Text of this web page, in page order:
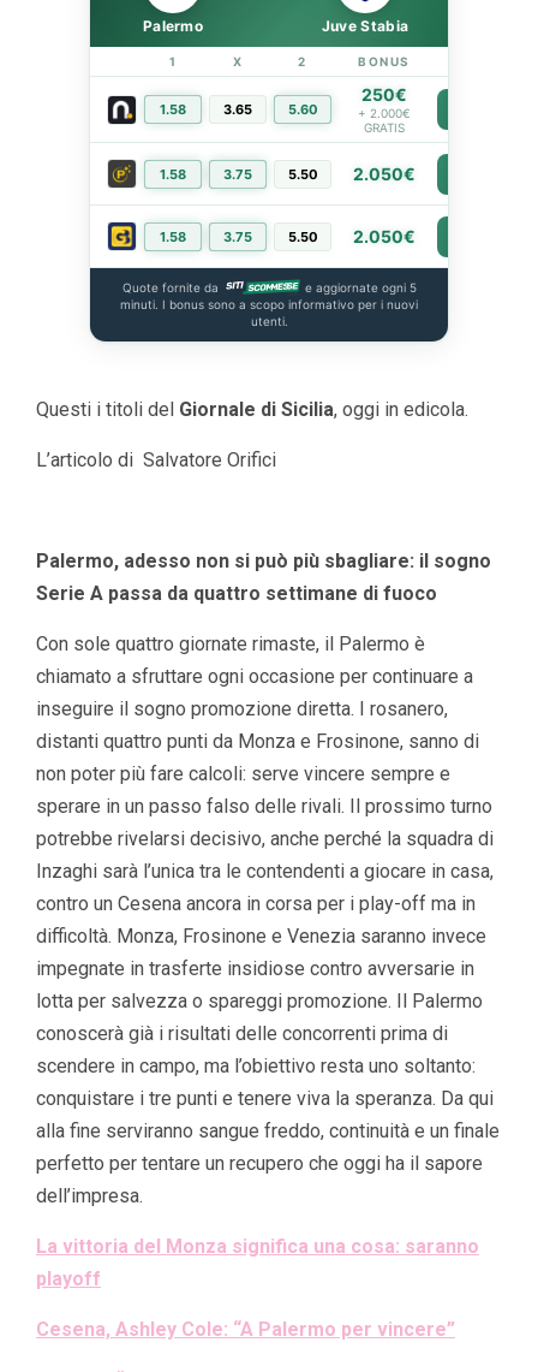
Palermo Juve Stabia
1 X 2 BONUS
1.58 3.65 5.60
250€
+ 2.000€
GRATIS
1.58 3.75 5.50 2.050€
1.58 3.75 5.50 2.050€
Quote fornite da
e aggiornate ogni 5
minuti. I bonus sono a scopo informativo per i nuovi
utenti.
Questi i titoli del Giornale di Sicilia, oggi in edicola.
L’articolo di Salvatore Orifici
Palermo, adesso non si può più sbagliare: il sogno
Serie A passa da quattro settimane di fuoco
Con sole quattro giornate rimaste, il Palermo è
chiamato a sfruttare ogni occasione per continuare a
inseguire il sogno promozione diretta. I rosanero,
distanti quattro punti da Monza e Frosinone, sanno di
non poter più fare calcoli: serve vincere sempre e
sperare in un passo falso delle rivali. Il prossimo turno
potrebbe rivelarsi decisivo, anche perché la squadra di
Inzaghi sarà l’unica tra le contendenti a giocare in casa,
contro un Cesena ancora in corsa per i play-off ma in
difficoltà. Monza, Frosinone e Venezia saranno invece
impegnate in trasferte insidiose contro avversarie in
lotta per salvezza o spareggi promozione. Il Palermo
conoscerà già i risultati delle concorrenti prima di
scendere in campo, ma l’obiettivo resta uno soltanto:
conquistare i tre punti e tenere viva la speranza. Da qui
alla fine serviranno sangue freddo, continuità e un finale
perfetto per tentare un recupero che oggi ha il sapore
dell’impresa.
La vittoria del Monza significa una cosa: saranno
playoff
Cesena, Ashley Cole: “A Palermo per vincere”